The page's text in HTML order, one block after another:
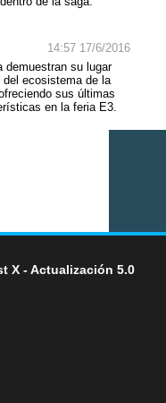
14:57 17/6/2016
demuestran su lugar
del ecosistema de la
sus últimas
en la feria E3.
X - Actualización 5.0